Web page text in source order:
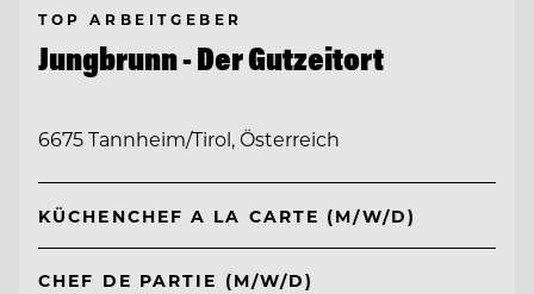
TOP ARBEITGEBER
Jungbrunn - Der Gutzeitort
6675 Tannheim/Tirol, Österreich
KÜCHENCHEF A LA CARTE (M/W/D)
CHEF DE PARTIE (M/W/D)